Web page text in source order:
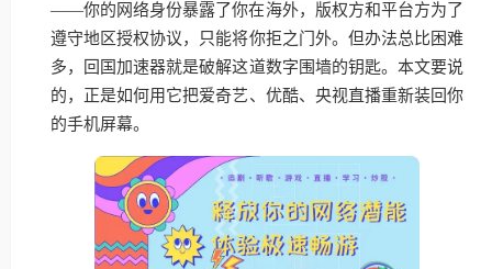
——你的网络身份暴露了你在海外，版权方和平台方为了
遵守地区授权协议，只能将你拒之门外。但办法总比困难
多，回国加速器就是破解这道数字围墙的钥匙。本文要说
的，正是如何用它把爱奇艺、优酷、央视直播重新装回你
的手机屏幕。